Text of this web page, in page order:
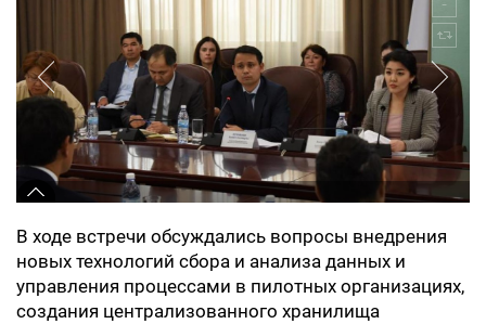
В ходе встречи обсуждались вопросы внедрения
новых технологий сбора и анализа данных и
управления процессами в пилотных организациях,
создания централизованного хранилища